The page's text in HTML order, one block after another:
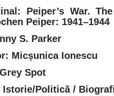
Peiper’s War.
Peiper: 1941–1944
S. Parker
Micșunica Ionescu
Spot
Istorie/Politică /